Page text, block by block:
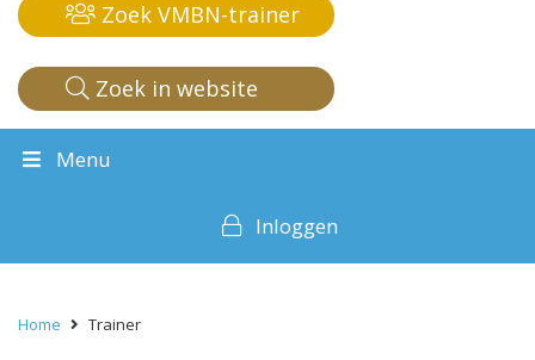
Zoek VMBN-trainer
Zoek in website
Menu
Inloggen
Home Trainer